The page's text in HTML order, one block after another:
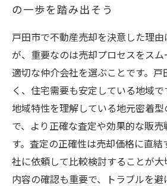
コミュニケーション重視で納
戸田市の仲介会社比較まとめ
戸田市の不動産売却でよくあ
徹底解説
成功する戸田市の不動産売却
適な仲介会社選びから契約ま
の一歩を踏み出そう
戸田市で不動産売却を決意した理
が、重要なのは売却プロセスをス
適切な仲介会社を選ぶことです。戸
く、住宅需要も安定している地域
地域特性を理解している地元密着型
で、より正確な査定や効果的な販売
す。査定の正確性は売却価格に直
社に依頼して比較検討することが大
内容の確認も重要で、トラブルを避